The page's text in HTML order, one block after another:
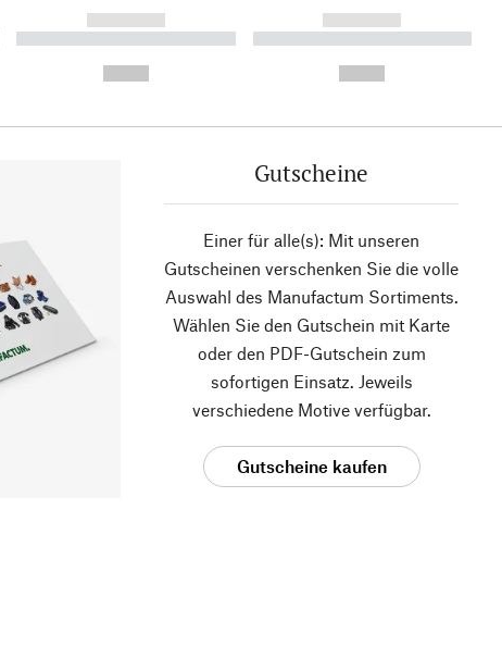
------------
----------- ----------- ----------
------------
----------- ----------- ----------
Gutscheine
Einer für alle(s): Mit unseren
Gutscheinen verschenken Sie die volle
Auswahl des Manufactum Sortiments.
Wählen Sie den Gutschein mit Karte
oder den PDF-Gutschein zum
sofortigen Einsatz. Jeweils
verschiedene Motive verfügbar.
Gutscheine kaufen